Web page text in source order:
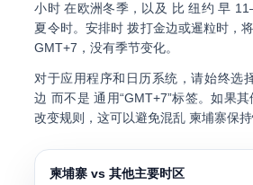
小时 在欧洲冬季，以及 比 纽约 早
夏令时。安排时 拨打金边或暹粒时，
GMT+7，没有季节变化。
对于应用程序和日历系统，请始终选
边 而不是 通用“GMT+7”标签。如果
改变规则，这可以避免混乱 柬埔寨保持
柬埔寨 vs 其他主要时区